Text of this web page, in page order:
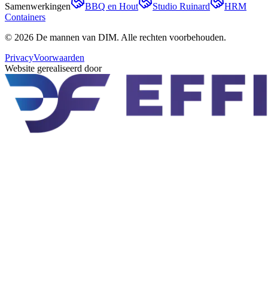
Samenwerkingen BBQ en Hout Studio Ruinard
HRM
Containers
© 2026 De mannen van DIM. Alle rechten voorbehouden.
PrivacyVoorwaarden
Website gerealiseerd door